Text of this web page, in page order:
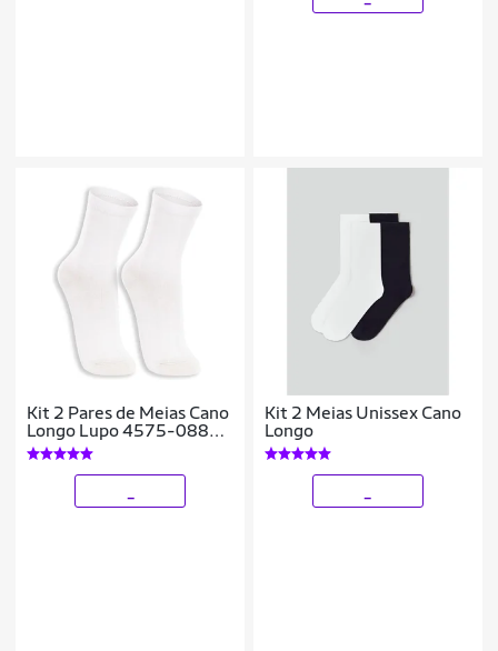
Kit 2 Pares de Meias Cano
Longo Lupo 4575-088
Rosa
Kit 2 Meias Unissex Cano
Longo